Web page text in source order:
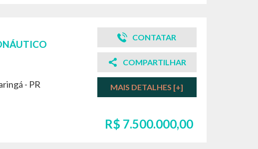
- PR
CONTATAR
COMPARTILHAR
MAIS DETALHES [+]
R$ 7.500.000,00